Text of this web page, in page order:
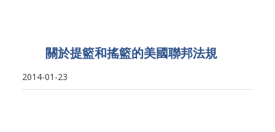
關於提籃和搖籃的美國聯邦法規
2014-01-23